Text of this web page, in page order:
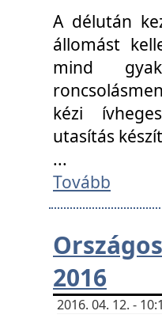
A délután
állomást
mind
kézi
utasítás
...
Tovább
2016
2016. 04. 12. -